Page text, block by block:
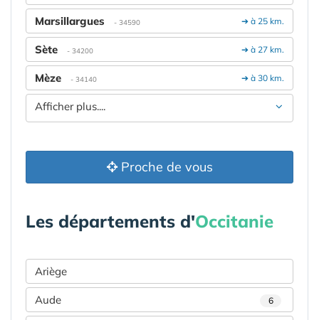
➔ à 25 km.
Marsillargues - 34590
➔ à 27 km.
Sète - 34200
➔ à 30 km.
Mèze - 34140
Afficher plus....
Proche de vous
Les départements d'Occitanie
Ariège
Aude 6